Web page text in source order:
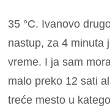
35 °C. Ivanovo
nastup, za 4 minuta
vreme. I ja sam
malo preko 12 sati
treće mesto u